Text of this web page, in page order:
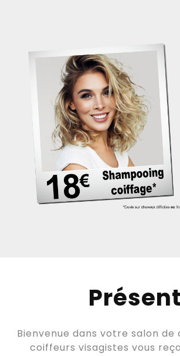
Bienvenue dans votre salon de
coiffeurs visagistes vous